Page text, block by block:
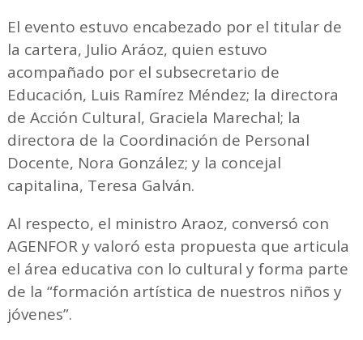
El evento estuvo encabezado por el titular de
la cartera, Julio Aráoz, quien estuvo
acompañado por el subsecretario de
Educación, Luis Ramírez Méndez; la directora
de Acción Cultural, Graciela Marechal; la
directora de la Coordinación de Personal
Docente, Nora González; y la concejal
capitalina, Teresa Galván.
Al respecto, el ministro Araoz, conversó con
AGENFOR y valoró esta propuesta que articula
el área educativa con lo cultural y forma parte
de la “formación artística de nuestros niños y
jóvenes”.